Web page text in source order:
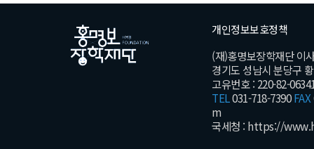
개인정보보호정책
(재)홍명보장학재단 이
경기도 성남시 분당구
고유번호 : 220-82-
TEL031-718-7390FAX
m
국세청 : https://